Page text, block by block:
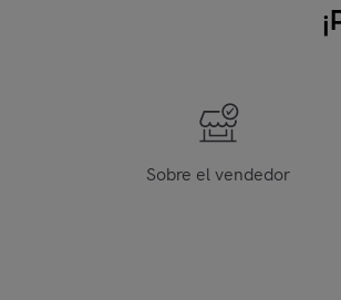
Sobre el vendedor